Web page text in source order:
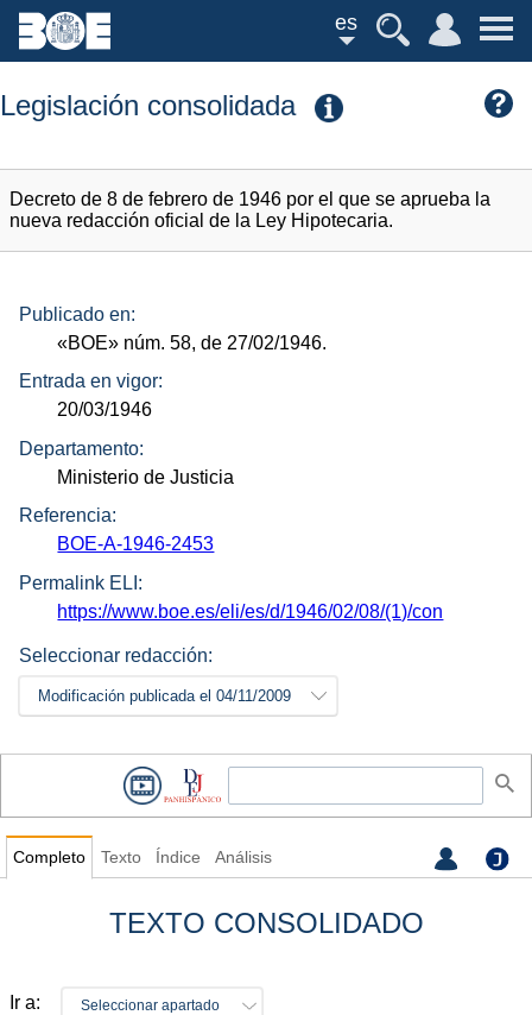
es
Legislación consolidada
Decreto de 8 de febrero de 1946 por el que se aprueba la
nueva redacción oficial de la Ley Hipotecaria.
Publicado en:
«BOE» núm. 58, de 27/02/1946.
Entrada en vigor:
20/03/1946
Departamento:
Ministerio de Justicia
Referencia:
BOE-A-1946-2453
Permalink ELI:
https://www.boe.es/eli/es/d/1946/02/08/(1)/con
Seleccionar redacción:
Modificación publicada el 04/11/2009
Completo Texto Índice Análisis
TEXTO CONSOLIDADO
Ir a: Seleccionar apartado